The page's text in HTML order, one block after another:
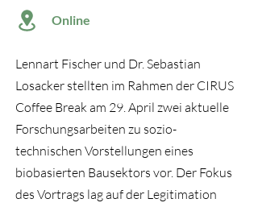
Online
Lennart Fischer und Dr. Sebastian
Losacker stellten im Rahmen der CIRUS
Coffee Break am 29. April zwei aktuelle
Forschungsarbeiten zu sozio-
technischen Vorstellungen eines
biobasierten Bausektors vor. Der Fokus
des Vortrags lag auf der Legitimation